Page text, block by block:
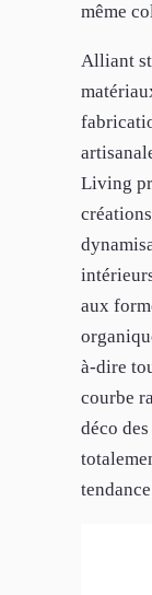
même
Alliant
Living
aux
à-dire
courbe
déco